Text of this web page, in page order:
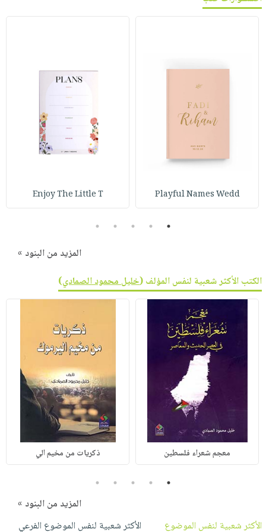
صابون
فيديوهات
تواصل
عربة
Playful Names Wedd
Enjoy The Little T
1
2
3
4
5
المزيد من البنود »
الكتب الأكثر شعبية لنفس المؤلف (خليل محمود الصمادي)
معجم شعراء فلسطين ذكريات من مخيم الي
1
2
3
4
5
المزيد من البنود »
الأكثر شعبية لنفس الموضوع
الأكثر شعبية لنفس الموضوع الفرعي